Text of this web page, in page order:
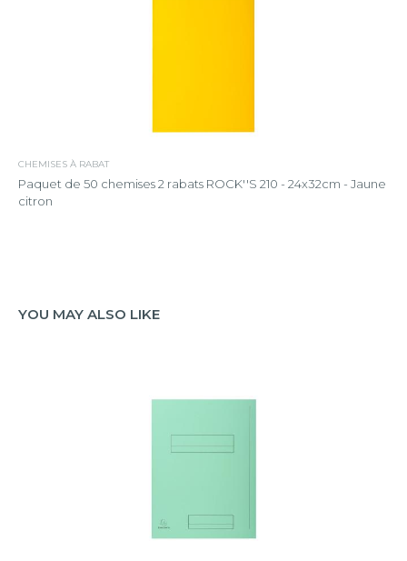
CHEMISES À RABAT
Paquet de 50 chemises 2 rabats ROCK''S 210 - 24x32cm - Jaune
citron
YOU MAY ALSO LIKE